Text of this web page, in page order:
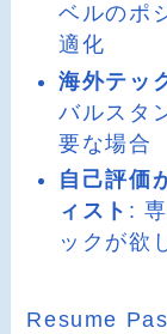
ベルのポ
適化
海外テッ
バルスタ
要な場合
自己評価
ィスト :
ックが欲
Resume